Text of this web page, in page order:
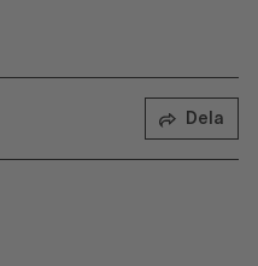
Dela